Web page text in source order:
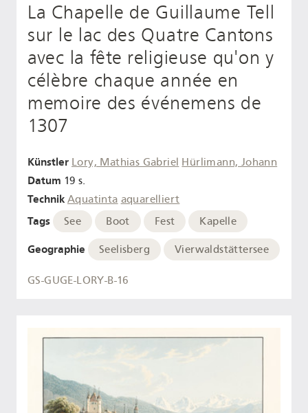
La Chapelle de Guillaume Tell
sur le lac des Quatre Cantons
avec la fête religieuse qu'on y
célèbre chaque année en
memoire des événemens de
1307
Künstler Lory, Mathias Gabriel Hürlimann, Johann
Datum 19 s.
Technik Aquatinta aquarelliert
Tags See Boot Fest Kapelle
Geographie Seelisberg Vierwaldstättersee
GS-GUGE-LORY-B-16